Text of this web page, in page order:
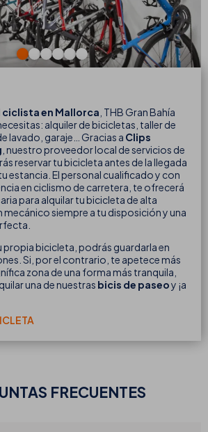
en Mallorca , THB Gran Bahía
alquiler de bicicletas, taller de
lavado, garaje… Gracias a Clips
, nuestro proveedor local de servicios de
reservar tu bicicleta antes de la llegada
estancia. El personal cualificado y con
en ciclismo de carretera, te ofrecerá
para alquilar tu bicicleta de alta
mecánico siempre a tu disposición y una
propia bicicleta, podrás guardarla en
Si, por el contrario, te apetece más
zona de una forma más tranquila,
una de nuestras bicis de paseoy ¡a
FRECUENTES